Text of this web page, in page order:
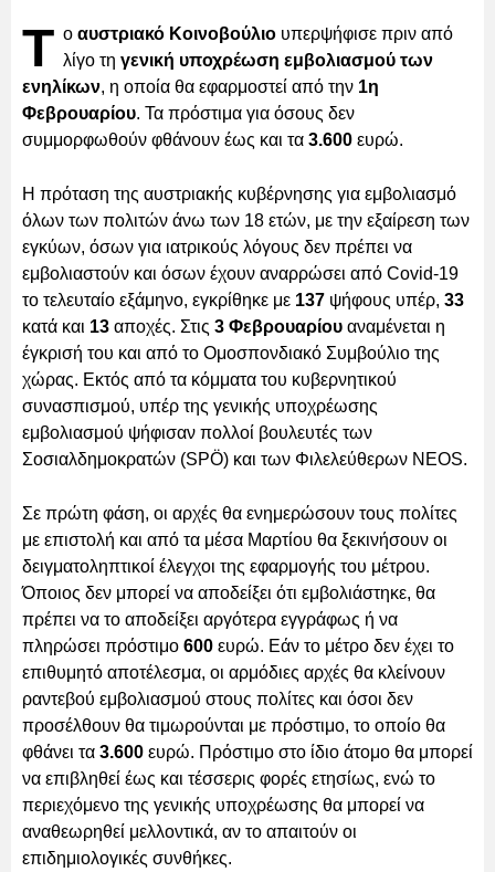
T o αυστριακό Κοινοβούλιο υπερψήφισε πριν από
λίγο τη γενική υποχρέωση εμβολιασμού των
ενηλίκων, η οποία θα εφαρμοστεί από την 1η
Φεβρουαρίου. Τα πρόστιμα για όσους δεν
συμμορφωθούν φθάνουν έως και τα 3.600 ευρώ.
Η πρόταση της αυστριακής κυβέρνησης για εμβολιασμό
όλων των πολιτών άνω των 18 ετών, με την εξαίρεση των
εγκύων, όσων για ιατρικούς λόγους δεν πρέπει να
εμβολιαστούν και όσων έχουν αναρρώσει από Covid-19
το τελευταίο εξάμηνο, εγκρίθηκε με 137 ψήφους υπέρ, 33
κατά και 13 αποχές. Στις 3 Φεβρουαρίου αναμένεται η
έγκρισή του και από το Ομοσπονδιακό Συμβούλιο της
χώρας. Εκτός από τα κόμματα του κυβερνητικού
συνασπισμού, υπέρ της γενικής υποχρέωσης
εμβολιασμού ψήφισαν πολλοί βουλευτές των
Σοσιαλδημοκρατών (SPÖ) και των Φιλελεύθερων NEOS.
Σε πρώτη φάση, οι αρχές θα ενημερώσουν τους πολίτες
με επιστολή και από τα μέσα Μαρτίου θα ξεκινήσουν οι
δειγματοληπτικοί έλεγχοι της εφαρμογής του μέτρου.
Όποιος δεν μπορεί να αποδείξει ότι εμβολιάστηκε, θα
πρέπει να το αποδείξει αργότερα εγγράφως ή να
πληρώσει πρόστιμο 600 ευρώ. Εάν το μέτρο δεν έχει το
επιθυμητό αποτέλεσμα, οι αρμόδιες αρχές θα κλείνουν
ραντεβού εμβολιασμού στους πολίτες και όσοι δεν
προσέλθουν θα τιμωρούνται με πρόστιμο, το οποίο θα
φθάνει τα 3.600 ευρώ. Πρόστιμο στο ίδιο άτομο θα μπορεί
να επιβληθεί έως και τέσσερις φορές ετησίως, ενώ το
περιεχόμενο της γενικής υποχρέωσης θα μπορεί να
αναθεωρηθεί μελλοντικά, αν το απαιτούν οι
επιδημιολογικές συνθήκες.